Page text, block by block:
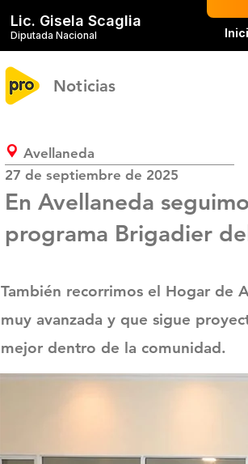
Diputada Nacional
Lic. Gisela Scaglia
Noticias
Avellaneda
27 de septiembre de 2025
En Avellaneda
programa Brigadier
También recorrimos el Hogar de
muy avanzada y que sigue
mejor dentro de la comunidad.